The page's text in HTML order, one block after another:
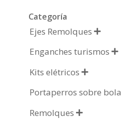
Categoría
Ejes Remolques 
Enganches turismos 
Kits elétricos 
Portaperros sobre bola
Remolques 